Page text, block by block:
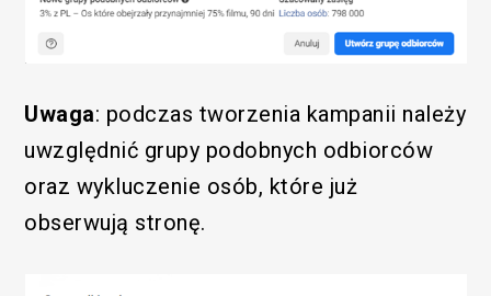
Uwaga: podczas tworzenia kampanii należy
uwzględnić grupy podobnych odbiorców
oraz wykluczenie osób, które już
obserwują stronę.